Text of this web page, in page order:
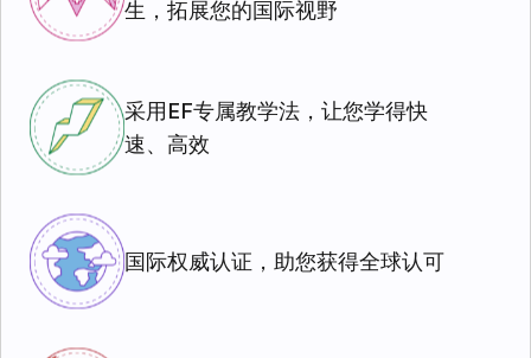
生，拓展您的国际视野
采用EF专属教学法，让您学得快
速、高效
国际权威认证，助您获得全球认可